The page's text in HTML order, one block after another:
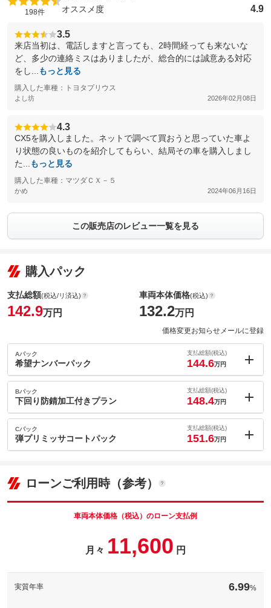
198件 オススメ度 4.9
3.5
来店当初は、電話しますと言っても、2時間経っても来ないな
ど、多少の連絡ミスはありましたが、総合的には誠意ある対応
をし...
もっと見る
購入した車種：トヨタプリウス
よし坊 2026年02月08日
4.3
CX5を購入しました。ネットで調べて買おうと思っていた車よ
り状態の良いものを紹介してもらい、結局その車を購入しまし
た...
もっと見る
購入した車種：マツダＣＸ－５
かめ 2024年06月16日
この販売店のレビュー一覧を見る
購入パック
支払総額(税込/リ済込)
142.9万円
車両本体価格(税込)
132.2万円
価格変更お知らせメールに登録
Aパック
希望ナンバーパック
支払総額(税込)
144.6万円
内：オプシ
ョン価格
(税込)
車両本体価
132.2万円
このパックの見積もり依頼（無料）
Bパック
下回り防錆加工付きプラン
支払総額(税込)
148.4万円
内：オプシ
ョン価格
(税込)
車両本体価
パック内容
Cパック
弾プリミッサコートパック
支払総額(税込)
151.6万円
車両本体価
132.2
ローンご利用時（参考）
車両本体価格（税込）のローン支払例
月々 11,600 円
実質年率 6.99%